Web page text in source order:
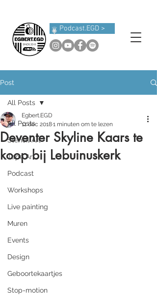
Podcast.EGD >
Post
All Posts
Stencil Art
Tape Art
Podcast
Workshops
Live painting
Muren
Events
Design
Geboortekaartjes
Stop-motion
All Posts
Deventer Skyline Kaars te
koop bij Lebuinuskerk
Egbert.EGD
11 dec 20181 minuten om te lezen